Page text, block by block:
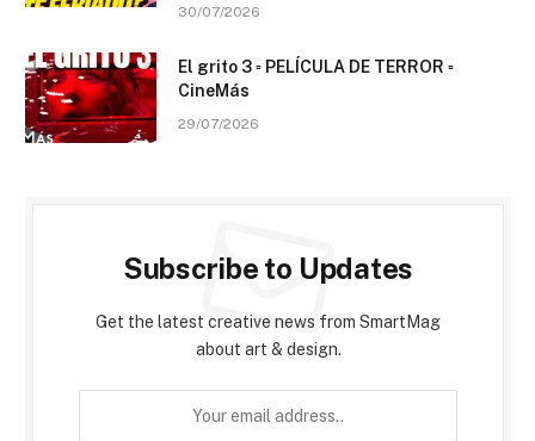
30/07/2026
El grito 3 ▫️ PELÍCULA DE TERROR ▫️
CineMás
29/07/2026
Subscribe to Updates
Get the latest creative news from SmartMag
about art & design.